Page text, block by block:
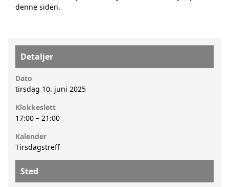
denne siden.
Detaljer
Dato
tirsdag 10. juni 2025
Klokkeslett
17:00 – 21:00
Kalender
Tirsdagstreff
Sted